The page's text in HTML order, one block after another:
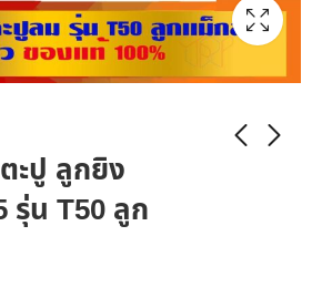
ะปู ลูกยิง
รุ่น T50 ลูก